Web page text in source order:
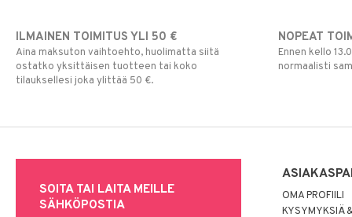
ILMAINEN TOIMITUS YLI 50 €
Aina maksuton vaihtoehto, huolimatta siitä
ostatko yksittäisen tuotteen tai koko
tilauksellesi joka ylittää 50 €.
NOPEAT
Ennen kello
normaalisti
SOITA TAI LAITA MEILLE
SÄHKÖPOSTIA
OMA PROFIILI
KYSYMYKSIÄ